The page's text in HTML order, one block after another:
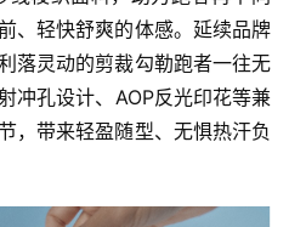
、轻快舒爽的体感。延续品牌
落灵动的剪裁勾勒跑者一往无
冲孔设计、AOP反光印花等兼
，带来轻盈随型、无惧热汗负